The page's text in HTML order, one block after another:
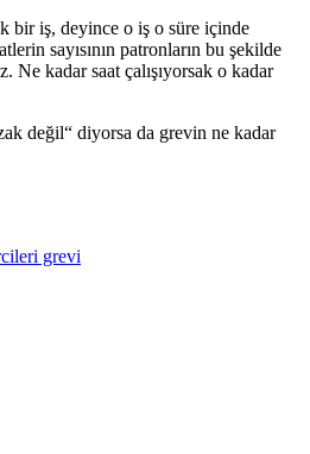
bir iş, deyince o iş o süre içinde
sayısının patronların bu şekilde
Ne kadar saat çalışıyorsak o kadar
değil“ diyorsa da grevin ne kadar
grevi